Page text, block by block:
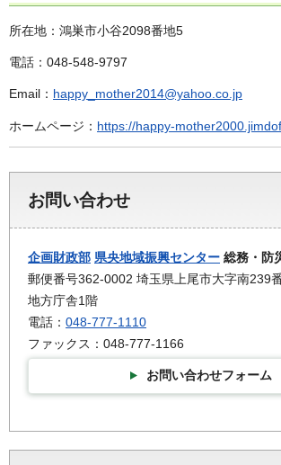
所在地：鴻巣市小谷2098番地5
電話：048-548-9797
Email： happy_mother2014@yahoo.co.jp
ホームページ： https://happy-
お問い合わせ
企画財政部 県央地域振興センター 総務・防
郵便番号362-0002 埼玉県上尾市大字南239
地方庁舎1階
電話： 048-777-1110
ファックス：048-777-1166
お問い合わせフォーム